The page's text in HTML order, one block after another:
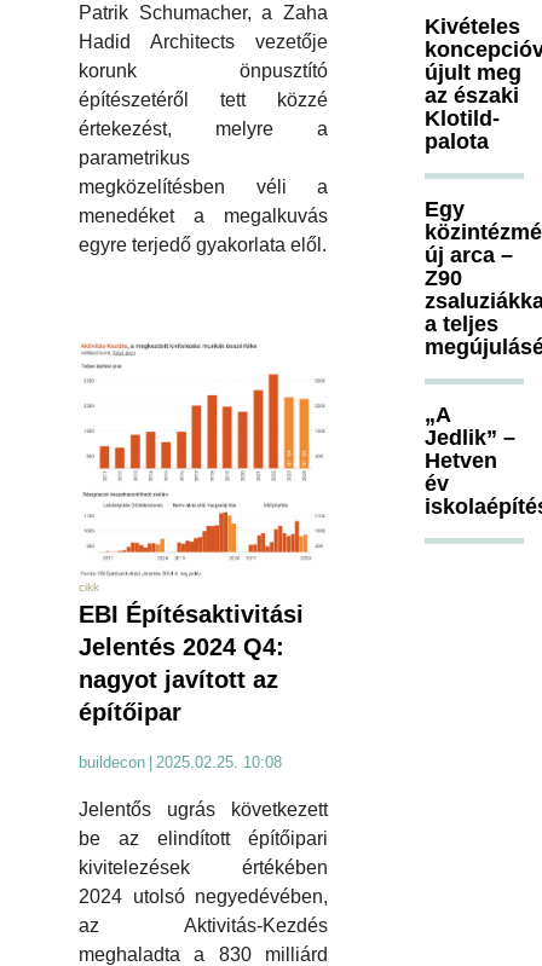
Patrik Schumacher, a Zaha
Hadid Architects vezetője
korunk önpusztító
építészetéről tett közzé
értekezést, melyre a
parametrikus
megközelítésben véli a
menedéket a megalkuvás
egyre terjedő gyakorlata elől.
cikk
EBI Építésaktivitási
Jelentés 2024 Q4:
nagyot javított az
építőipar
buildecon 2025.02.25. 10:08
Jelentős ugrás következett
be az elindított építőipari
kivitelezések értékében
2024 utolsó negyedévében,
az Aktivitás-Kezdés
meghaladta a 830 milliárd
Kivételes
újult meg
az északi
Klotild-
palota
Egy
új arca –
Z90
a teljes
„A
Jedlik” –
Hetven
év